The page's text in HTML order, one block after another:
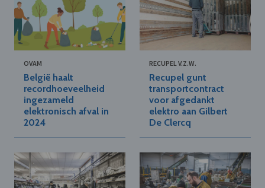
OVAM
België haalt
recordhoeveelheid
ingezameld
elektronisch afval in
2024
RECUPEL V.Z.W.
Recupel gunt
transportcontract
voor afgedankt
elektro aan Gilbert
De Clercq